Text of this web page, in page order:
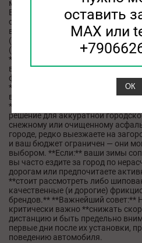
можно встретить модели вроде
Eco-Winter**. При выборе
скорости и нагрузки.** Убедитесь,
вашему авто. * **Дата
(не старше 2-3 лет). Дата
(неделя и год, например, **3523**
**Отзывы на конкретную
владельцев на площадках вроде
форумах, особенно с учетом
**Наличие маркировки «горная
вершин»** — это знак настоящей
**Зимние нешипованные шины
решение для аккуратной
снежному или очищенному
городе, редко выезжаете на
и ваш бюджет ограничен — они
выбором. **Если:** ваши зимы
вы часто ездите за город по
дорогам или предпочитаете
**стоит рассмотреть либо
качественные (и дорогие)
брендов.** **Важнейший совет:**
критически важно **снижать
дистанцию и быть предельно
первые дни после их установки,
поведению автомобиля.
оставить
MAX или
ОК